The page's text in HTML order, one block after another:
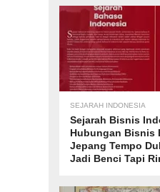
SEJARAH INDONESIA
Sejarah Bisnis
Hubungan Bisnis
Jepang Tempo
Jadi Benci Tapi